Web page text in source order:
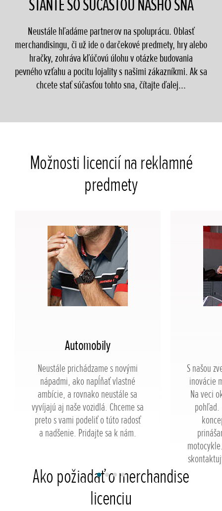
STAŇTE SO SÚČASŤOU NÁŠHO SNA
Neustále hľadáme partnerov na spoluprácu. Oblasť
merchandisingu, či už ide o darčekové predmety, hry alebo
hračky, zohráva kľúčovú úlohu v otázke budovania
pevného vzťahu a pocitu lojality s našimi zákazníkmi. Ak sa
chcete stať súčasťou tohto sna, čítajte ďalej...
Možnosti licencií na reklamné
predmety
Automobily
Neustále prichádzame s novými
nápadmi, ako napĺňať vlastné
ambície, a rovnako neustále sa
vyvíjajú aj naše vozidlá. Chceme sa
preto s vami podeliť o túto radosť
a nadšenie. Pridajte sa k nám.
S našou
inovácie
Na veci
pohľad.
Ako požiadať o merchandise
licenciu